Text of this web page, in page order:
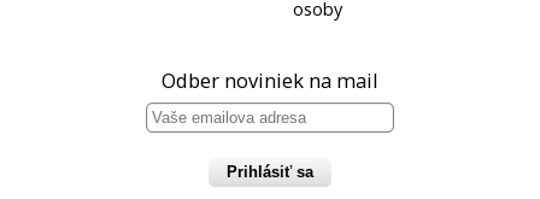
osoby
Odber noviniek na mail
Prihlásiť sa